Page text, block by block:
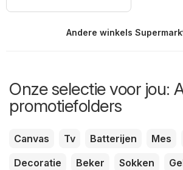
Andere winkels
Onze selectie voor jou:
promotiefolders
Canvas Tv Batterijen Mes
Decoratie
Beker Sokken